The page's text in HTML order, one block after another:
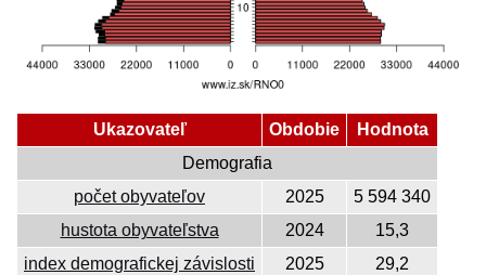
Ukazovateľ Obdobie
Hodnota
Demografia
počet obyvateľov
2025
5 594 340
hustota obyvateľstva
2024
15,3
index demografickej závislosti
2025 29,2